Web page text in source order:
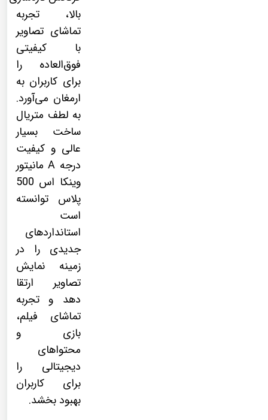
بالا، تجربه
تماشای تصاویر
با کیفیتی
فوق‌العاده را
برای کاربران به
ارمغان می‌آورد.
به لطف متریال
ساخت بسیار
عالی و کیفیت
درجه A مانیتور
وینکا اس 500
پلاس توانسته
است
استانداردهای
جدیدی را در
زمینه نمایش
تصاویر ارتقا
دهد و تجربه
تماشای فیلم،
بازی و
محتواهای
دیجیتالی را
برای کاربران
بهبود بخشد.